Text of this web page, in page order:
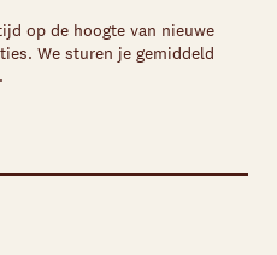
op de hoogte van nieuwe
We sturen je gemiddeld